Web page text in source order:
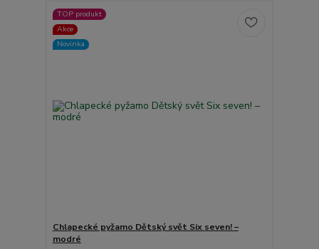
TOP produkt
Akce
Novinka
Chlapecké pyžamo Dětský svět Six seven! –
modré